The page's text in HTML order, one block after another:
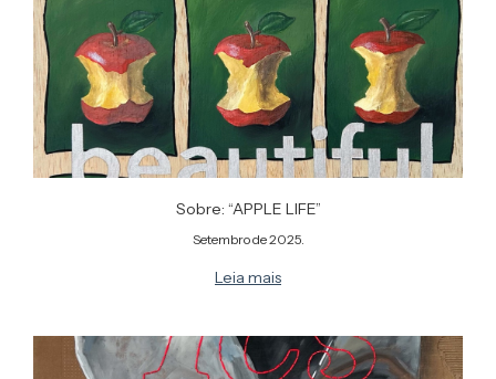
Sobre: “APPLE LIFE”
Setembro de 2025.
Leia mais